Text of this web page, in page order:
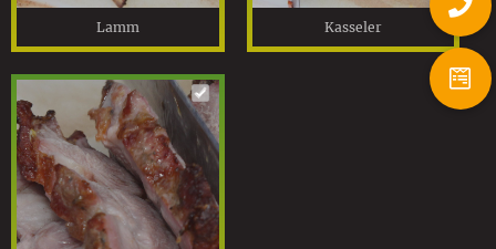
Lamm Kasseler